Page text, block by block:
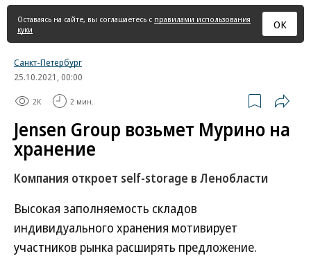
страница
Оставаясь на сайте, вы соглашаетесь с правилами использования
куки
ОК
Санкт-Петербург
25.10.2021, 00:00
2K 2 мин.
Jensen Group возьмет Мурино на
хранение
Компания откроет self-storage в Ленобласти
Высокая заполняемость складов
индивидуального хранения мотивирует
участников рынка расширять предложение.